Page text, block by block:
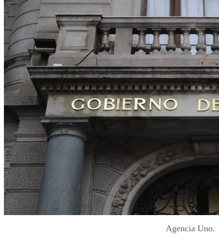
Agencia Uno.